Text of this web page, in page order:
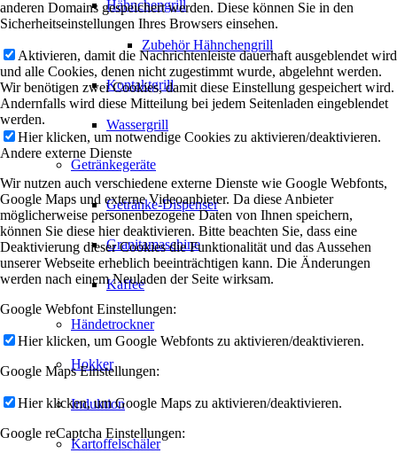
Hähnchengrill
Zubehör Hähnchengrill
Kontaktgrill
Wassergrill
Getränkegeräte
Getränke-Dispenser
Granitamaschine
Kaffee
Händetrockner
Hokker
Induktion
Kartoffelschäler
anderen Domains gespeichert werden. Diese können Sie in den
Sicherheitseinstellungen Ihres Browsers einsehen.
Aktivieren, damit die Nachrichtenleiste dauerhaft ausgeblendet wird
und alle Cookies, denen nicht zugestimmt wurde, abgelehnt werden.
Wir benötigen zwei Cookies, damit diese Einstellung gespeichert wird.
Andernfalls wird diese Mitteilung bei jedem Seitenladen eingeblendet
werden.
Hier klicken, um notwendige Cookies zu aktivieren/deaktivieren.
Andere externe Dienste
Wir nutzen auch verschiedene externe Dienste wie Google Webfonts,
Google Maps und externe Videoanbieter. Da diese Anbieter
möglicherweise personenbezogene Daten von Ihnen speichern,
können Sie diese hier deaktivieren. Bitte beachten Sie, dass eine
Deaktivierung dieser Cookies die Funktionalität und das Aussehen
unserer Webseite erheblich beeinträchtigen kann. Die Änderungen
werden nach einem Neuladen der Seite wirksam.
Google Webfont Einstellungen:
Hier klicken, um Google Webfonts zu aktivieren/deaktivieren.
Google Maps Einstellungen:
Hier klicken, um Google Maps zu aktivieren/deaktivieren.
Google reCaptcha Einstellungen: